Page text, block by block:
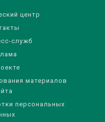
центр
служб
материалов
персональных